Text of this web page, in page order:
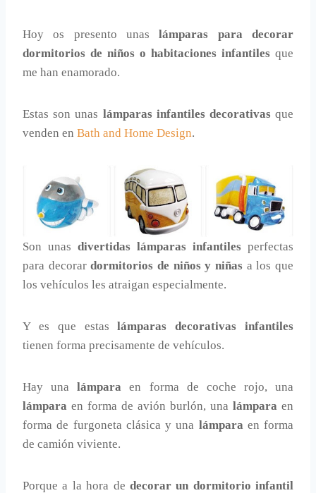
Hoy os presento unaslámparas para decorar
dormitorios de niños o habitaciones infantiles que
me han enamorado.
Estas son unas lámparas infantiles decorativasque
venden en Bath and Home Design.
Son unas divertidas lámparas infantiles perfectas
para decorardormitorios de niños y niñas a los que
los vehículos les atraigan especialmente.
Y es que estaslámparas decorativas infantiles
tienen forma precisamente de vehículos.
Hay unalámpara en forma de coche rojo, una
lámpara en forma de avión burlón, una lámpara en
forma de furgoneta clásica y una lámpara en forma
de camión viviente.
Porque a la hora de decorar un dormitorio infantil